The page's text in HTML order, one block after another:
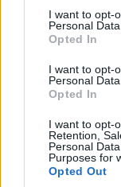
consent section.
I want to opt-
Personal Data.
Opted In
I want to opt-
Personal
Opted In
I want to opt-
Retention,
Personal
Purposes for
Opted Out
ΔΕΛΤΙΟ
φωτιάς», που
την Τετάρτη 25
επεισόδια της